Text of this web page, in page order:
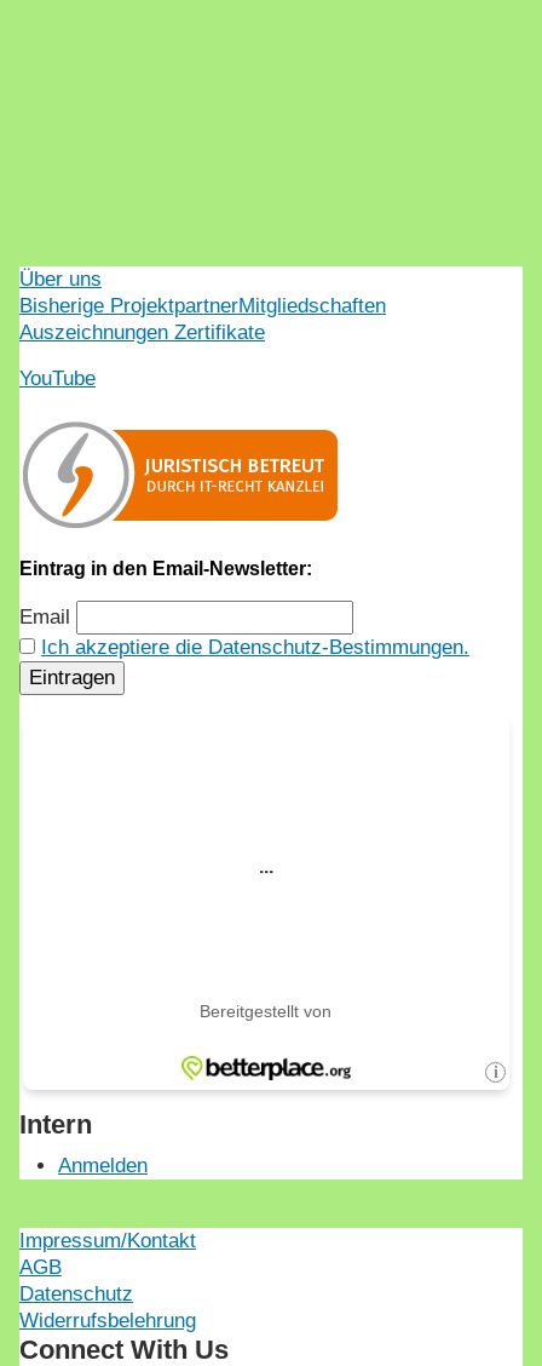
Über uns
Bisherige ProjektpartnerMitgliedschaften
Auszeichnungen Zertifikate
YouTube
Eintrag in den Email-Newsletter:
Email
Ich akzeptiere die Datenschutz-Bestimmungen.
Intern
Anmelden
Impressum/Kontakt
AGB
Datenschutz
Widerrufsbelehrung
Connect With Us